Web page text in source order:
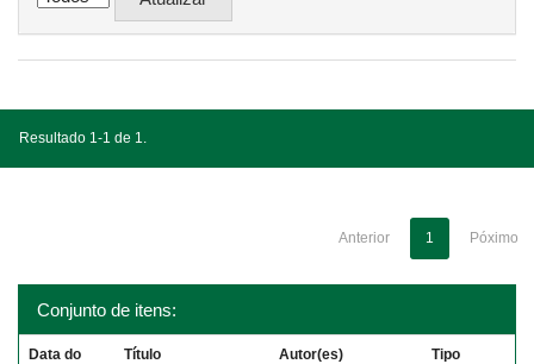
Resultado 1-1 de 1.
Anterior 1 Póximo
Conjunto de itens:
Data do
Título Autor(es) Tipo